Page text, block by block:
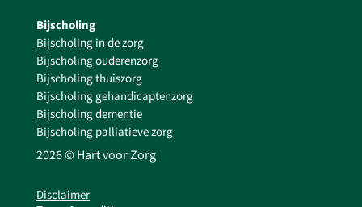
Bijscholing
Bijscholing in de zorg
Bijscholing ouderenzorg
Bijscholing thuiszorg
Bijscholing gehandicaptenzorg
Bijscholing dementie
Bijscholing palliatieve zorg
2026 © Hart voor Zorg
Disclaimer